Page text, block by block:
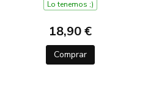
Lo tenemos ;)
18,90 €
Comprar